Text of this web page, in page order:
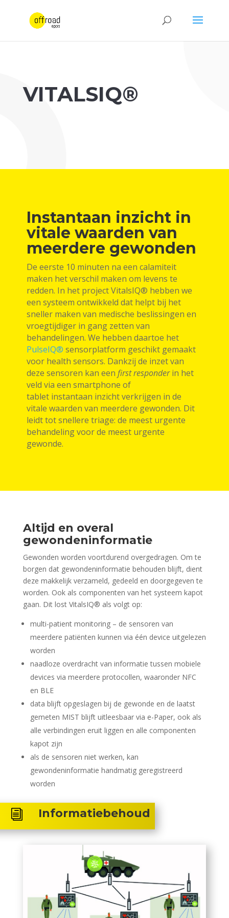
VITALSIQ®
Instantaan inzicht in
vitale waarden van
meerdere gewonden
De eerste 10 minuten na een calamiteit
maken het verschil maken om levens te
redden. In het project VitalsIQ® hebben we
een systeem ontwikkeld dat helpt bij het
sneller maken van medische beslissingen en
vroegtijdiger in gang zetten van
behandelingen. We hebben daartoe het
PulseIQ® sensorplatform geschikt gemaakt
voor health sensors. Dankzij de inzet van
deze sensoren kan een first responderin het
veld via een smartphone of
tablet instantaan inzicht verkrijgen in de
vitale waarden van meerdere gewonden. Dit
leidt tot snellere triage: de meest urgente
behandeling voor de meest urgente
gewonde.
Altijd en overal
gewondeninformatie
Gewonden worden voortdurend overgedragen. Om te
borgen dat gewondeninformatie behouden blijft, dient
deze makkelijk verzameld, gedeeld en doorgegeven te
worden. Ook als componenten van het systeem kapot
gaan. Dit lost VitalsIQ® als volgt op:
multi-patient monitoring – de sensoren van
meerdere patiënten kunnen via één device uitgelezen
worden
naadloze overdracht van informatie tussen mobiele
devices via meerdere protocollen, waaronder NFC
en BLE
data blijft opgeslagen bij de gewonde en de laatst
gemeten MIST blijft uitleesbaar via e-Paper, ook als
alle verbindingen eruit liggen en alle componenten
kapot zijn
als de sensoren niet werken, kan
gewondeninformatie handmatig geregistreerd
worden
i Informatiebehoud